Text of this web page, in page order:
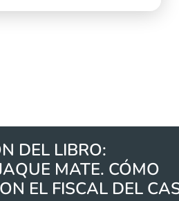
DEL LIBRO:
MATE. CÓMO
EL FISCAL DEL